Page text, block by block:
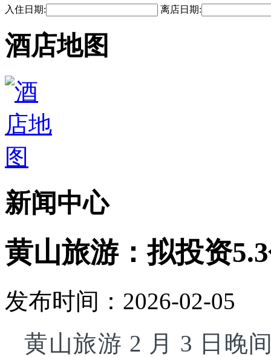
入住日期: 离店日期:
酒店地图
新闻中心
黄山旅游：拟投资
发布时间：2026-02-05
黄山旅游 2 月 3 日晚